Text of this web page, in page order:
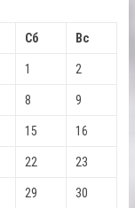
Сб Вс
1 2
8 9
15 16
22 23
29 30